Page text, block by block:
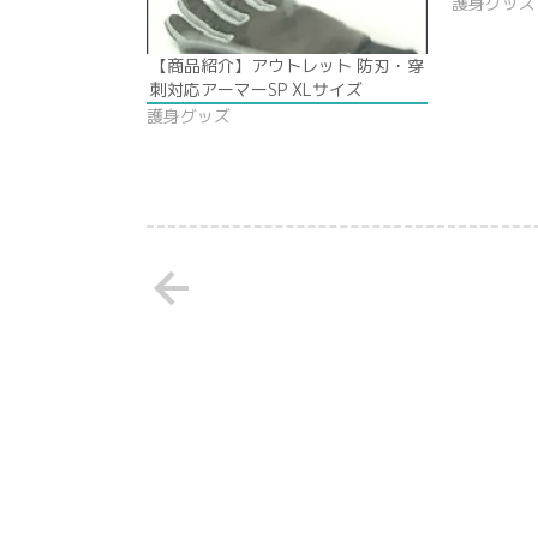
【商品紹介】アウトレット 防刃・穿
刺対応アーマーSP XLサイズ
護身グッズ
arrow_back